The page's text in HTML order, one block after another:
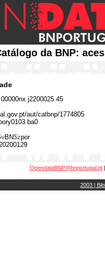
da BNP:
00000nx j2200025 45
aut/catbnp/1774805
ba0
BN$zpor
OpendataBNP@bnportugal.pt
2003 |